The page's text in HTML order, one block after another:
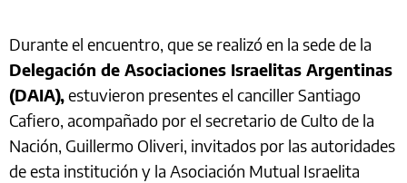
Durante el encuentro, que se realizó en la sede de la
Delegación de Asociaciones Israelitas Argentinas
(DAIA),estuvieron presentes el canciller Santiago
Cafiero, acompañado por el secretario de Culto de la
Nación, Guillermo Oliveri, invitados por las autoridades
de esta institución y la Asociación Mutual Israelita